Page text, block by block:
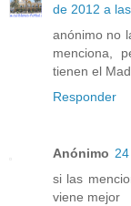
de 2012 a
anónimo no
menciona,
tienen el
Responder
Anónimo
si las
viene mejor